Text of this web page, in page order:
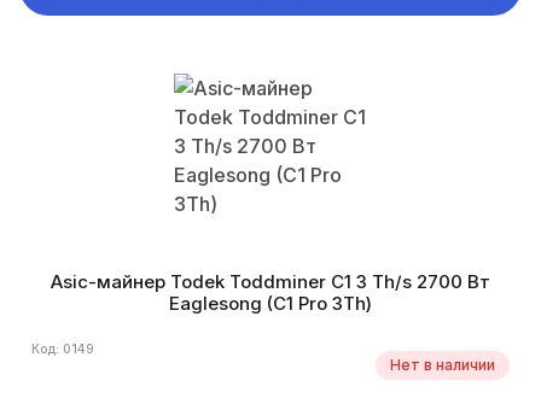
Asic-майнер Todek Toddminer C1 3 Th/s 2700 Вт
Eaglesong (C1 Pro 3Th)
Код: 0149
Нет в наличии